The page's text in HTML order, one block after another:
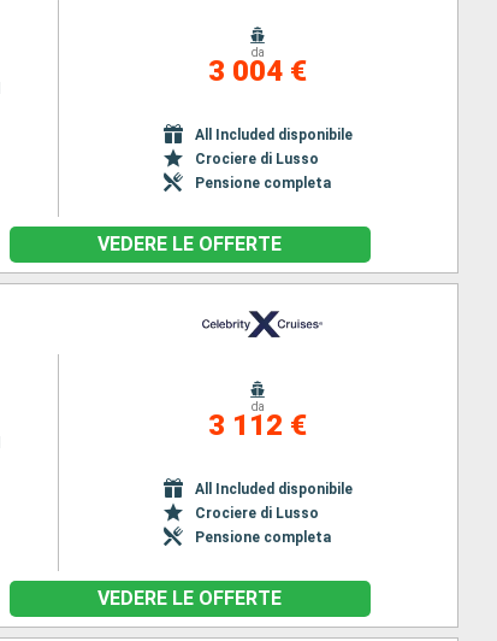
da
3 004 €
All Included disponibile
Crociere di Lusso
Pensione completa
VEDERE LE OFFERTE
da
3 112 €
All Included disponibile
Crociere di Lusso
Pensione completa
VEDERE LE OFFERTE